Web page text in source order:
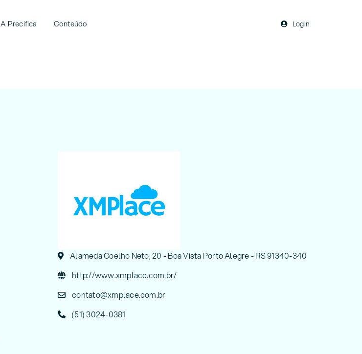
A Precifica Conteúdo Login
Alameda Coelho Neto, 20 - Boa Vista Porto Alegre - RS 91340-340
http://www.xmplace.com.br/
contato@xmplace.com.br
(51) 3024-0381